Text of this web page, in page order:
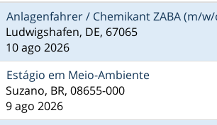
Anlagenfahrer / Chemikant ZABA (m/w/
Ludwigshafen, DE, 67065
10 ago 2026
Estágio em Meio-Ambiente
Suzano, BR, 08655-000
9 ago 2026